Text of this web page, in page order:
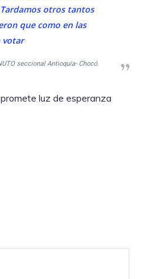
otros tantos
que como en las
votar
seccional Antioquia- Chocó.
luz de esperanza